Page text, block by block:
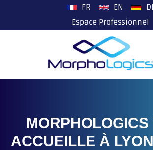
FR EN
Espace Professionnel
MORPHOLOGICS
ACCUEILLE À